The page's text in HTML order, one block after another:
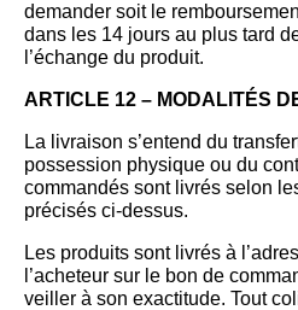
demander soit le
dans les 14 jours au plus tard
l’échange du produit.
ARTICLE 12 – MODALITÉS
La livraison s’entend du
possession physique ou du
commandés sont livrés selon
précisés ci-dessus.
Les produits sont livrés à
l’acheteur sur le bon de
veiller à son exactitude. Tout